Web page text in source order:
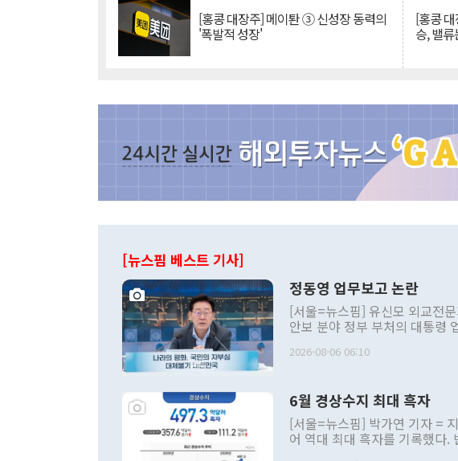
[홍콩 대장주] 메이퇀 ③ 신성장 동력의
'폭발적 성장'
[홍콩
승, 밸
[뉴스핌 베스트 기사]
정동영 업무보고 논란
[서울=뉴스핌] 유신모 외교전
안보 분야 정부 부처의 대통령
발언 중에는 정부 내 조율을 거
주의적 희망에 근거한 비현실
관의 대북 정책 관련 발언이 물
관 부처 장관이 공개적으로 부
관의 무리한 대북 접근법과 월
2026-08-06 06:10
6월 경상수지 최대 흑자
[서울=뉴스핌] 박가연 기자 =
어 역대 최대 흑자를 기록했다